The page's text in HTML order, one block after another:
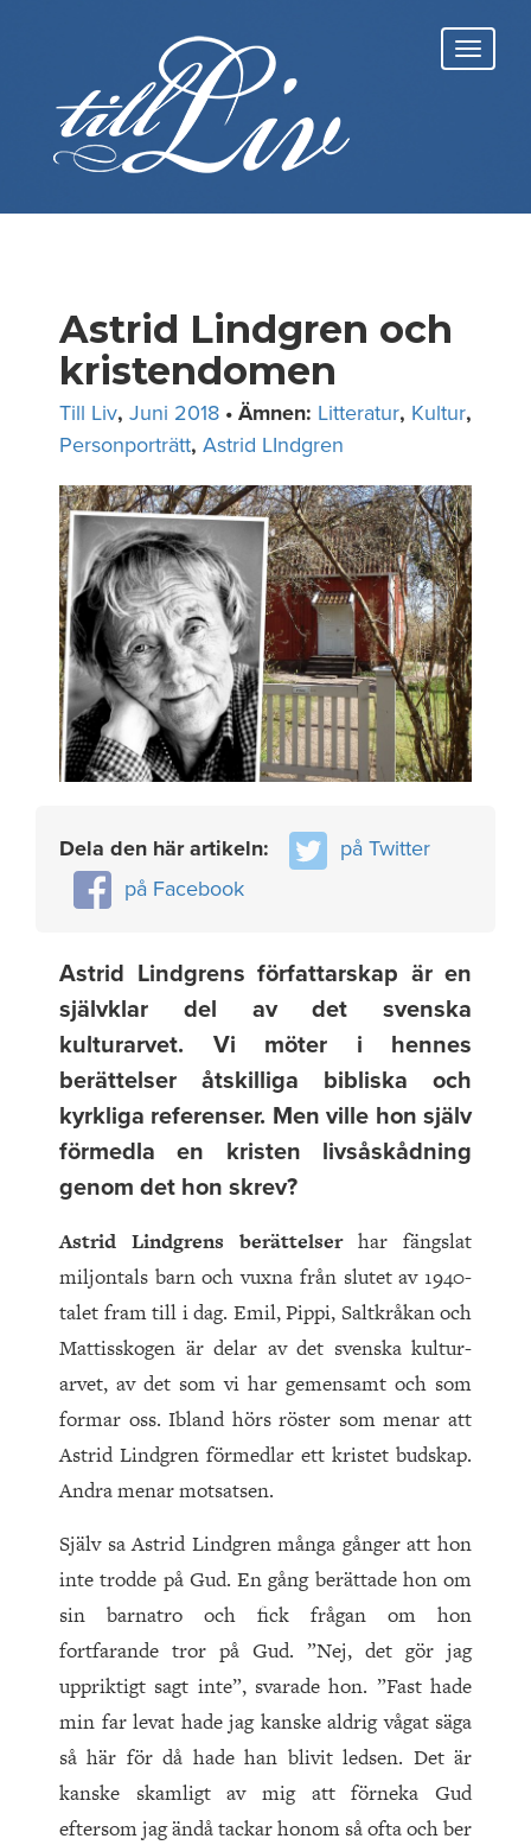
Astrid Lindgren och
kristendomen
Till Liv, Juni 2018 • Ämnen: Litteratur, Kultur,
Personporträtt, Astrid LIndgren
Dela den här artikeln:
på Twitter
på Facebook
Astrid Lindgrens författarskap är en
självklar del av det svenska
kulturarvet. Vi möter i hennes
berättelser åtskilliga bibliska och
kyrkliga referenser. Men ville hon själv
förmedla en kristen livsåskådning
genom det hon skrev?
Astrid Lindgrens berättelserhar fängslat
miljontals barn och vuxna från slutet av 1940-
talet fram till i dag. Emil, Pippi, Saltkråkan och
Mattisskogen är delar av det svenska kultur­
arvet, av det som vi har gemensamt och som
formar oss. Ibland hörs röster som menar att
Astrid Lindgren förmedlar ett kristet budskap.
Andra menar motsatsen.
Själv sa Astrid Lindgren många gånger att hon
inte trodde på Gud. En gång berättade hon om
sin barnatro och fick frågan om hon
fortfarande tror på Gud. ”Nej, det gör jag
uppriktigt sagt inte”, svarade hon. ”Fast hade
min far levat hade jag kanske aldrig vågat säga
så här för då hade han blivit ledsen. Det är
kanske skamligt av mig att förneka Gud
eftersom jag ändå tackar honom så ofta och ber